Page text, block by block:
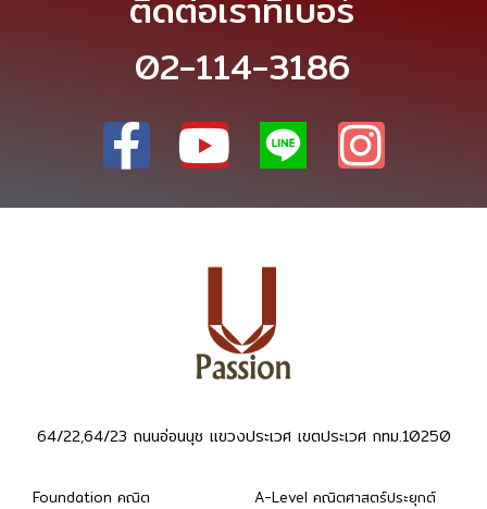
02-114-3186
64/22,64/23 ถนนอ่อนนุช แขวงประเวศ เขตประเวศ กทม.10250
Foundation คณิต
A-Level คณิตศาสตร์ประยุกต์